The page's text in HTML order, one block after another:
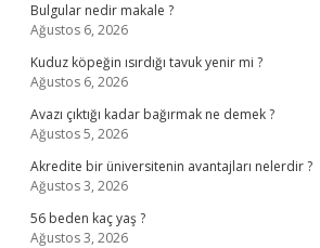
Bulgular nedir makale ?
Ağustos 6, 2026
Kuduz köpeğin ısırdığı tavuk yenir mi ?
Ağustos 6, 2026
Avazı çıktığı kadar bağırmak ne demek ?
Ağustos 5, 2026
Akredite bir üniversitenin avantajları nelerdir ?
Ağustos 3, 2026
56 beden kaç yaş ?
Ağustos 3, 2026